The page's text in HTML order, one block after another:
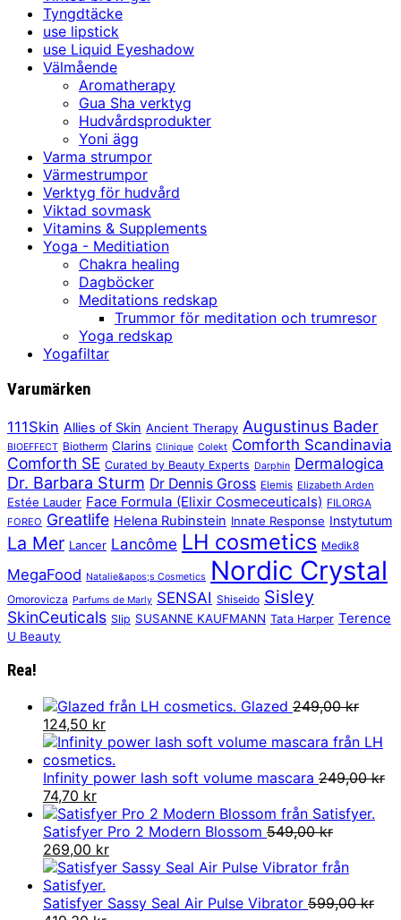
Tyngdtäcke
use lipstick
use Liquid Eyeshadow
Välmående
Aromatherapy
Gua Sha verktyg
Hudvårdsprodukter
Yoni ägg
Varma strumpor
Värmestrumpor
Verktyg för hudvård
Viktad sovmask
Vitamins & Supplements
Yoga - Meditiation
Chakra healing
Dagböcker
Meditations redskap
Trummor för meditation och trumresor
Yoga redskap
Yogafiltar
Varumärken
111Skin Allies of Skin Ancient Therapy Augustinus Bader
BIOEFFECT Biotherm Clarins Clinique Colekt Comforth Scandinavia
Comforth SE Curated by Beauty Experts Darphin Dermalogica
Dr. Barbara Sturm Dr Dennis Gross Elemis Elizabeth Arden
Estée Lauder Face Formula (Elixir Cosmeceuticals) FILORGA
FOREO Greatlife Helena Rubinstein Innate Response Instytutum
La Mer Lancer Lancôme LH cosmetics Medik8
MegaFood Natalie&apos;s Cosmetics Nordic Crystal
Omorovicza Parfums de Marly SENSAI Shiseido Sisley
SkinCeuticals Slip SUSANNE KAUFMANN Tata Harper Terence
U Beauty
Rea!
Glazed 249,00kr
Det
ursprungliga
priset
var:
249,00 kr.
124,50 krDet
nuvarande
priset
är:
Infinity power lash soft volume mascara 249,00kr
Det
ursprungliga
priset
var:
249,00 kr.
74,70 krDet
nuvarande
priset
är:
74,70 kr.
Satisfyer Pro 2 Modern Blossom 549,00kr
Det
ursprungliga
priset
var:
269,00 krDet
nuvarande
är:
Satisfyer Sassy Seal Air Pulse Vibrator 599,00kr